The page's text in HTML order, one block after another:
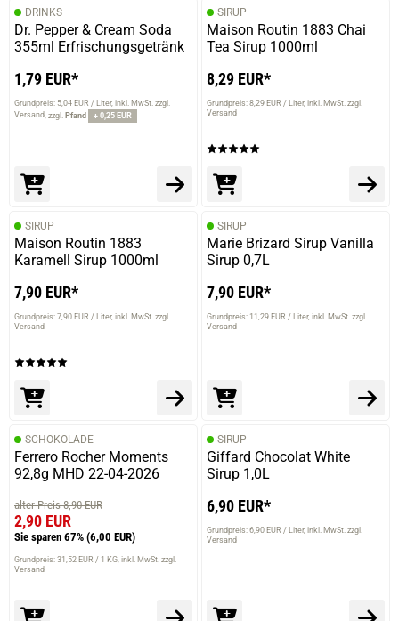
DRINKS
Dr. Pepper & Cream Soda
355ml Erfrischungsgetränk
1,79 EUR*
Grundpreis: 5,04 EUR / Liter inkl. MwSt. zzgl.
Versand zzgl. Pfand + 0,25 EUR
SIRUP
Maison Routin 1883 Chai
Tea Sirup 1000ml
8,29 EUR*
Grundpreis: 8,29 EUR / Liter inkl. MwSt. zzgl.
Versand
SIRUP
Maison Routin 1883
Karamell Sirup 1000ml
7,90 EUR*
Grundpreis: 7,90 EUR / Liter inkl. MwSt. zzgl.
Versand
SIRUP
Marie Brizard Sirup Vanilla
Sirup 0,7L
7,90 EUR*
Grundpreis: 11,29 EUR / Liter inkl. MwSt. zzgl.
Versand
SCHOKOLADE
Ferrero Rocher Moments
92,8g MHD 22-04-2026
alter Preis 8,90 EUR
2,90 EUR
Sie sparen 67% (6,00 EUR)
Grundpreis: 31,52 EUR / 1 KG inkl. MwSt. zzgl.
Versand
SIRUP
Giffard Chocolat White
Sirup 1,0L
6,90 EUR*
Grundpreis: 6,90 EUR / Liter inkl. MwSt. zzgl.
Versand